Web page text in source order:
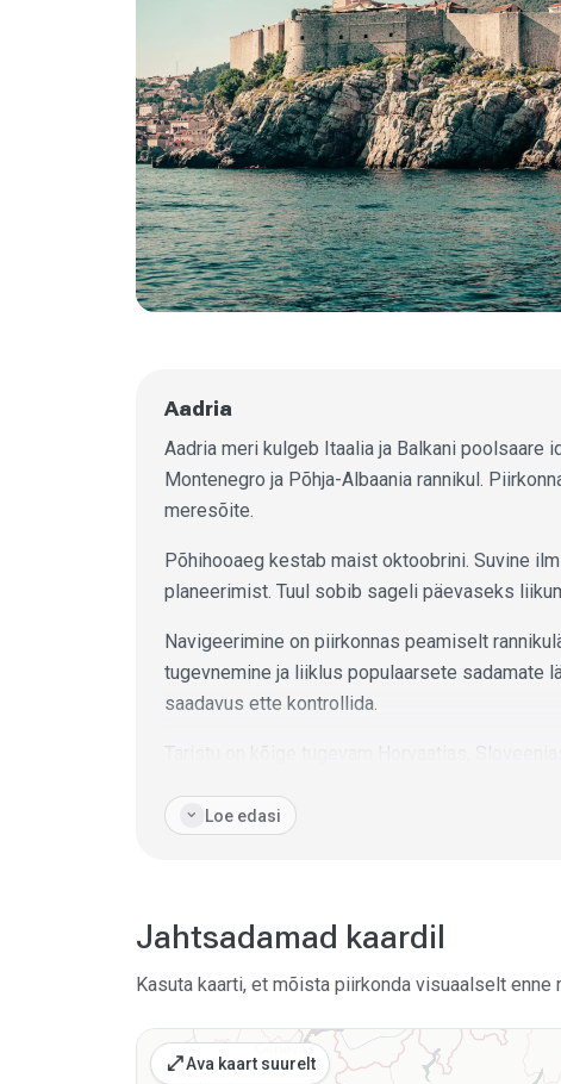
Aadria
Aadria meri kulgeb Itaalia ja Balkani poolsaare
Montenegro ja Põhja-Albaania rannikul.
meresõite.
Põhihooaeg kestab maist oktoobrini. Suvine
planeerimist. Tuul sobib sageli päevaseks
Navigeerimine on piirkonnas peamiselt
tugevnemine ja liiklus populaarsete sadamate
saadavus ette kontrollida.
Taristu on kõige tugevam Horvaatias,
Sobib kõige paremini: saarte marsruutideks,
expand_more Loe edasi
Jahtsadamad kaardil
Kasuta kaarti, et mõista piirkonda visuaalselt
open_in_fullAva kaart suurelt